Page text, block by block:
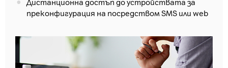
Дистанционна достъп до устройствата за
преконфигурация на посредством SMS или web